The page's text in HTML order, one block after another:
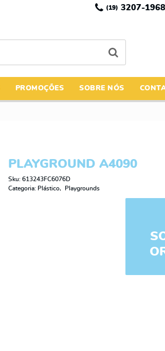
(19) 3207-1968
PROMOÇÕES SOBRE NÓS
PLAYGROUND A4090
Sku: 613243FC6076D
Categoria: Plástico Playgrounds